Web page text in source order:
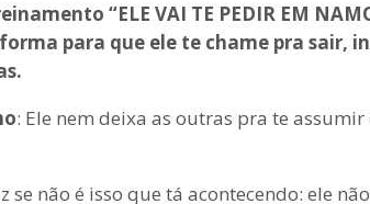
“ELE VAI TE PEDIR EM
para que ele te chame pra sair,
: Ele nem deixa as outras pra te
se não é isso que tá acontecendo: ele